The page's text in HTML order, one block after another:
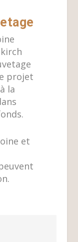
projet
la
et